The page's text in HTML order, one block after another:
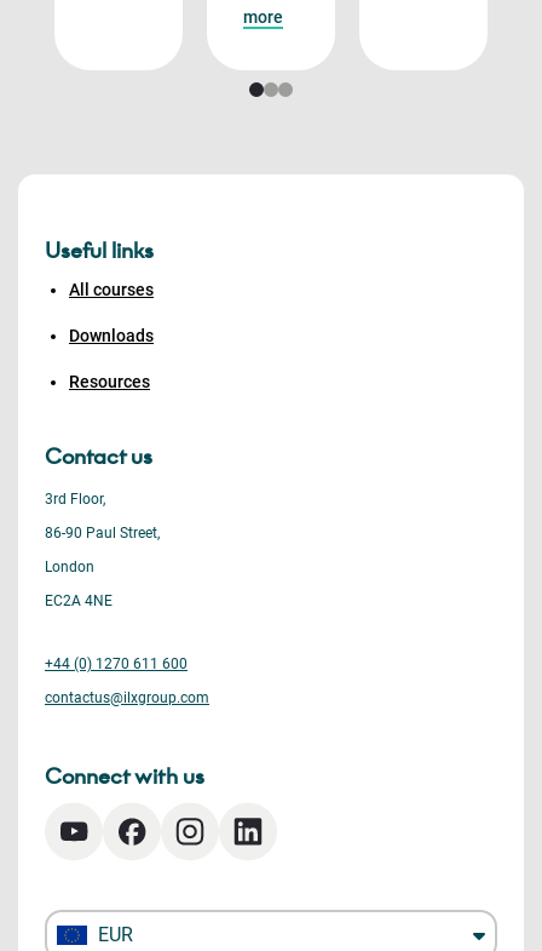
more
Useful links
All courses
Downloads
Resources
Contact us
3rd Floor,
86-90 Paul Street,
London
EC2A 4NE
+44 (0) 1270 611 600
contactus@ilxgroup.com
Connect with us
EUR